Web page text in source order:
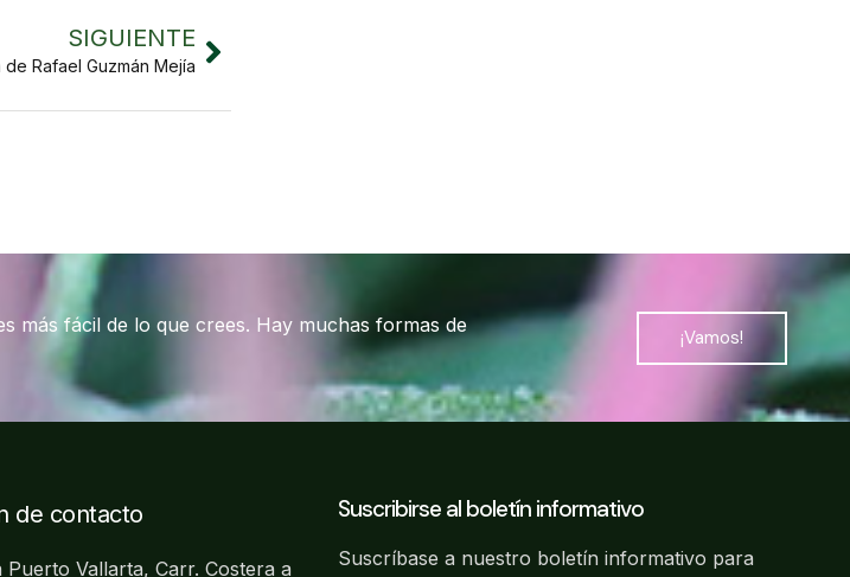
SIGUIENTE
de Rafael Guzmán Mejía
más fácil de lo que crees. Hay muchas formas de
¡Vamos!
de contacto
Puerto Vallarta, Carr. Costera a
Suscribirse al boletín informativo
Suscríbase a nuestro boletín informativo para